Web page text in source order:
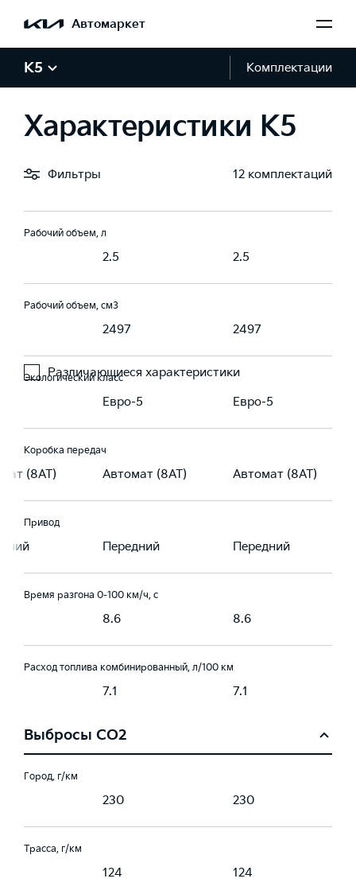
Автомаркет
K5 Комплектации
Характеристики K5
Фильтры 12 комплектаций
Различающиеся характеристики
Мощность, л.с.
Крутящий момент, Н·м
АИ 95
Рабочий объем, л
2.5 2.5
Рабочий объем, см3
2497 2497
Экологический класс
Евро-5 Евро-5
Коробка передач
(8AT) Автомат (8AT) Автомат (8AT)
Привод
Передний Передний
Время разгона 0-100 км/ч, с
8.6 8.6
Расход топлива комбинированный, л/100 км
7.1 7.1
Выбросы CO2
Город, г/км
230 230
Трасса, г/км
124 124